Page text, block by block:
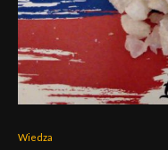
Wiedza